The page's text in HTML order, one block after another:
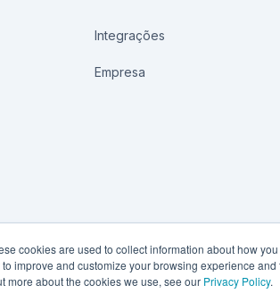
cookies are used to collect information about how
improve and customize your browsing experience
more about the cookies we use, see our Privacy Policy.
Integrações
Empresa